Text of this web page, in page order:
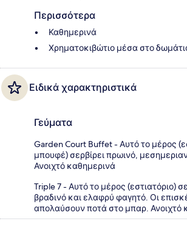
Περισσότερα
Καθημερινά
Χρηματοκιβώτιο μέσα στο
Ειδικά χαρακτηριστικά
Γεύματα
Garden Court Buffet - Αυτό το μέρος
μπουφέ) σερβίρει πρωινό,
Ανοιχτό καθημερινά
Triple 7 - Αυτό το μέρος (εστιατόριο)
βραδινό και ελαφρύ φαγητό. Οι
απολαύσουν ποτά στο μπαρ. Ανοιχτό